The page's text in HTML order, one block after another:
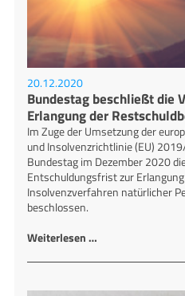
20.12.2020
Bundestag beschließt die
Erlangung der
Im Zuge der Umsetzung der
und Insolvenzrichtlinie (EU)
Bundestag im Dezember 2020
Entschuldungsfrist zur
Insolvenzverfahren natürlicher
beschlossen.
Weiterlesen …